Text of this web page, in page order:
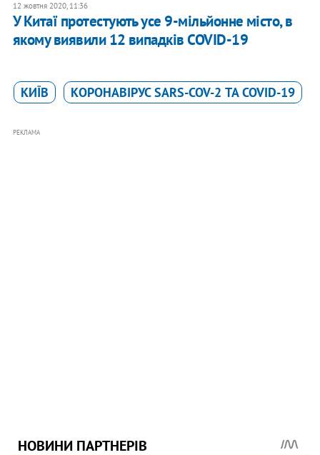
12 жовтня 2020, 11:36
У Китаї протестують усе 9-мільйонне місто, в
якому виявили 12 випадків COVID-19
КИЇВ КОРОНАВІРУС SARS-COV-2 ТА COVID-19
РЕКЛАМА